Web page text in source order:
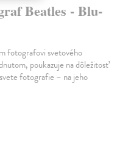
Beatles - Blu-
fotografovi svetového
poukazuje na dôležitosť
fotografie – na jeho